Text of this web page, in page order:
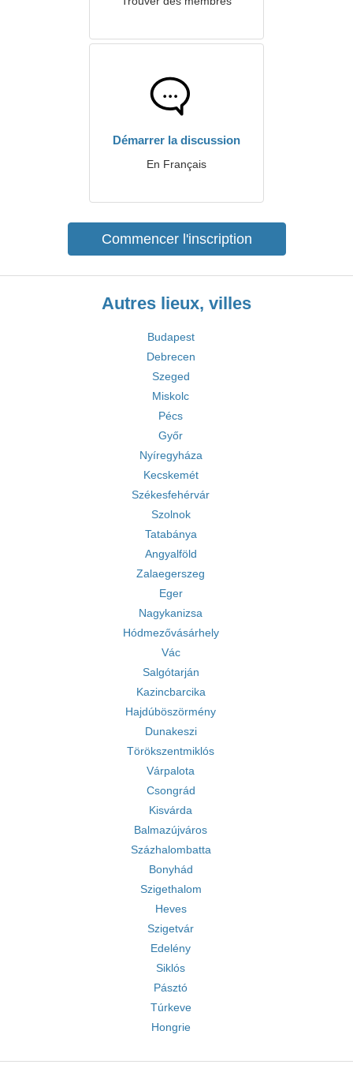
Démarrer la discussion
En Français
Commencer l'inscription
Autres lieux, villes
Budapest
Debrecen
Szeged
Miskolc
Pécs
Győr
Nyíregyháza
Kecskemét
Székesfehérvár
Szolnok
Tatabánya
Angyalföld
Zalaegerszeg
Eger
Nagykanizsa
Hódmezővásárhely
Vác
Salgótarján
Kazincbarcika
Hajdúböszörmény
Dunakeszi
Törökszentmiklós
Várpalota
Csongrád
Kisvárda
Balmazújváros
Százhalombatta
Bonyhád
Szigethalom
Heves
Szigetvár
Edelény
Siklós
Pásztó
Túrkeve
Hongrie